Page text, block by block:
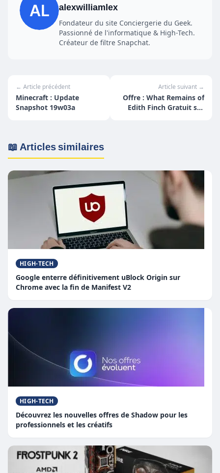
alexwilliamlex
Fondateur du site Conciergerie du Geek.
Passionné de l'informatique & High-Tech.
Créateur de filtre Snapchat.
← Article précédent
Minecraft : Update
Snapshot 19w03a
Article suivant →
Offre : What Remains of
Edith Finch Gratuit sur
📖 Articles similaires
HIGH-TECH
Google enterre définitivement uBlock Origin sur
Chrome avec la fin de Manifest V2
HIGH-TECH
Découvrez les nouvelles offres de Shadow pour les
professionnels et les créatifs